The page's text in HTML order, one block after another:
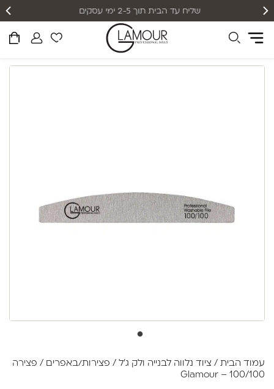
אפשרות תשלום עד 12 תשלומים
עמוד הבית / ציוד נלווה לבנייה ולק ג׳ל / פצירות/באפרים / פצירה
100/100 – Glamour